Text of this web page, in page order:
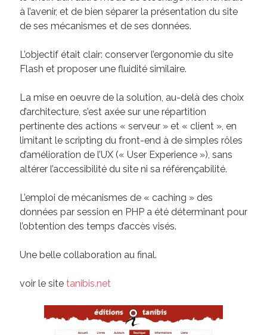
à l’avenir, et de bien séparer la présentation du site
de ses mécanismes et de ses données.
L’objectif était clair: conserver l’ergonomie du site
Flash et proposer une fluidité similaire.
La mise en oeuvre de la solution, au-delà des choix
d’architecture, s’est axée sur une répartition
pertinente des actions « serveur » et « client », en
limitant le scripting du front-end à de simples rôles
d’amélioration de l’UX (« User Experience »), sans
altérer l’accessibilité du site ni sa référençabilité.
L’emploi de mécanismes de « caching » des
données par session en PHP a été déterminant pour
l’obtention des temps d’accès visés.
Une belle collaboration au final.
voir le site tanibis.net